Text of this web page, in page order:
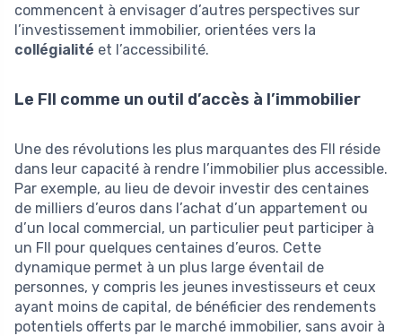
commencent à envisager d’autres perspectives sur
l’investissement immobilier, orientées vers la
collégialité et l’accessibilité.
Le FII comme un outil d’accès à l’immobilier
Une des révolutions les plus marquantes des FII réside
dans leur capacité à rendre l’immobilier plus accessible.
Par exemple, au lieu de devoir investir des centaines
de milliers d’euros dans l’achat d’un appartement ou
d’un local commercial, un particulier peut participer à
un FII pour quelques centaines d’euros. Cette
dynamique permet à un plus large éventail de
personnes, y compris les jeunes investisseurs et ceux
ayant moins de capital, de bénéficier des rendements
potentiels offerts par le marché immobilier, sans avoir à